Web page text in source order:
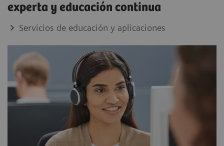
experta y educación continua
Servicios de educación y aplicaciones